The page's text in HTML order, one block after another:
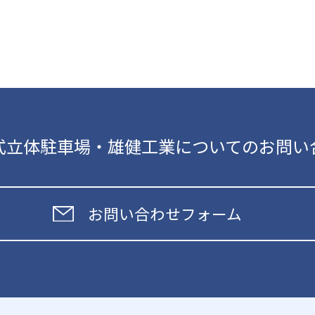
立体駐車場・雄健工業についてのお問い
お問い合わせフォーム